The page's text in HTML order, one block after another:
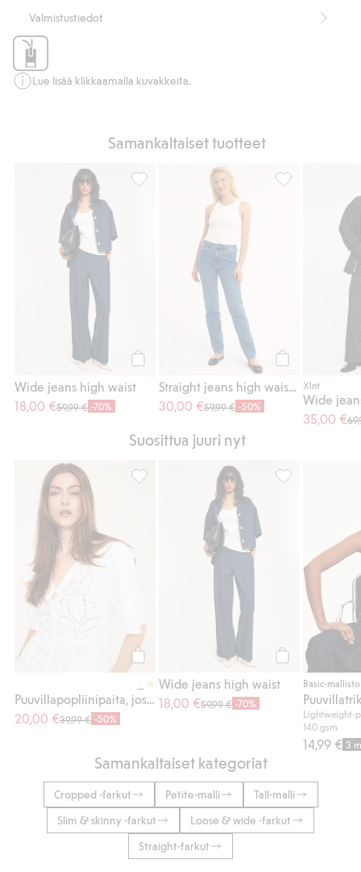
Valmistustiedot
Lue lisää klikkaamalla kuvakkeita.
Samankaltaiset tuotteet
Wide jeans high waist
18,00 €59,99 € -70%
Wide jeans high waist, Lisää suosikkeihin
30,00 €59,99 € -50%
Straight jeans
Xlnt
Wide
35,00 €
Suosittua juuri nyt
Osta
20,00 €39,99 € -50%
Puuvillapopliinipaita, jossa on
Wide jeans high waist
18,00 €59,99 € -70%
Basic-mallisto
Lightweight-
140 gsm
14,99 € 3
Samankaltaiset kategoriat
Cropped -farkut Petite-malli
Tall-malli
Slim & skinny -farkut
Loose & wide -farkut
Straight-farkut